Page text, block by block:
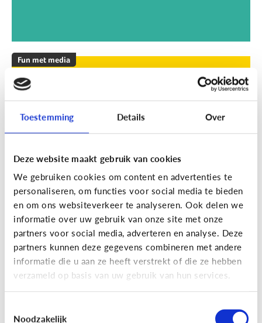
Toestemming Details Over
Deze website maakt gebruik van cookies
We gebruiken cookies om content en advertenties te
personaliseren, om functies voor social media te bieden
en om ons websiteverkeer te analyseren. Ook delen we
informatie over uw gebruik van onze site met onze
partners voor social media, adverteren en analyse. Deze
partners kunnen deze gegevens combineren met andere
informatie die u aan ze heeft verstrekt of die ze hebben
verzameld op basis van uw gebruik van hun services.
Noodzakelijk
Fun met media
Leuke apps voor tieners om de
zomer door te komen
Geef je kind een duwtje in de rug met deze leuke
apps tegen verveling, waar ze op eigen houtje
Fun met media
Fun met foto’s: zo boost je de
creativiteit van je kind